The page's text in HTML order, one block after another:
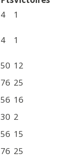
4 1
4 1
50 12
76 25
56 16
30 2
56 15
76 25